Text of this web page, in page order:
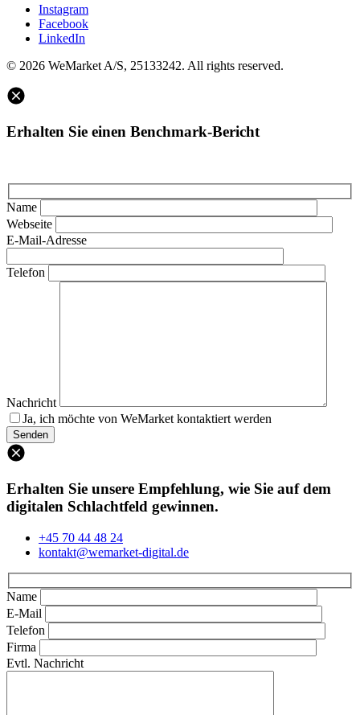
Instagram
Facebook
LinkedIn
© 2026 WeMarket A/S, 25133242. All rights reserved.
Erhalten Sie einen Benchmark-Bericht
Name
Webseite
E-Mail-Adresse
Telefon
Nachricht
Ja, ich möchte von WeMarket kontaktiert werden
Erhalten Sie unsere Empfehlung, wie Sie auf dem
digitalen Schlachtfeld gewinnen.
+45 70 44 48 24
kontakt@wemarket-digital.de
Name
E-Mail
Telefon
Firma
Evtl. Nachricht